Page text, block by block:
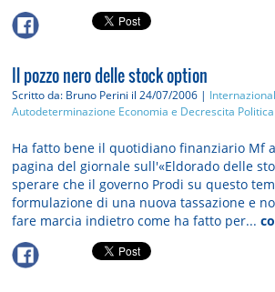
Il pozzo nero delle stock option
Scritto da: Bruno Perini il 24/07/2006 |
Autodeterminazione Economia e Decrescita
Ha fatto bene il quotidiano finanziario Mf
pagina del giornale sull'«Eldorado delle
sperare che il governo Prodi su questo
formulazione di una nuova tassazione e
fare marcia indietro come ha fatto per...